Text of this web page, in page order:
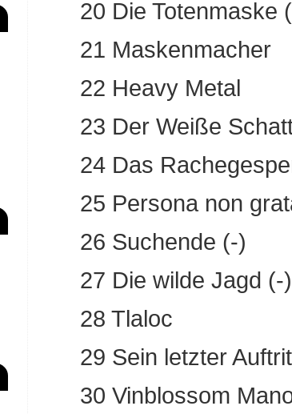
20 Die Totenmaske
21 Maskenmacher
22 Heavy Metal
23 Der Weiße
24 Das
25 Persona non
26 Suchende (-)
27 Die wilde Jagd (-)
28 Tlaloc
29 Sein letzter
30 Vinblossom